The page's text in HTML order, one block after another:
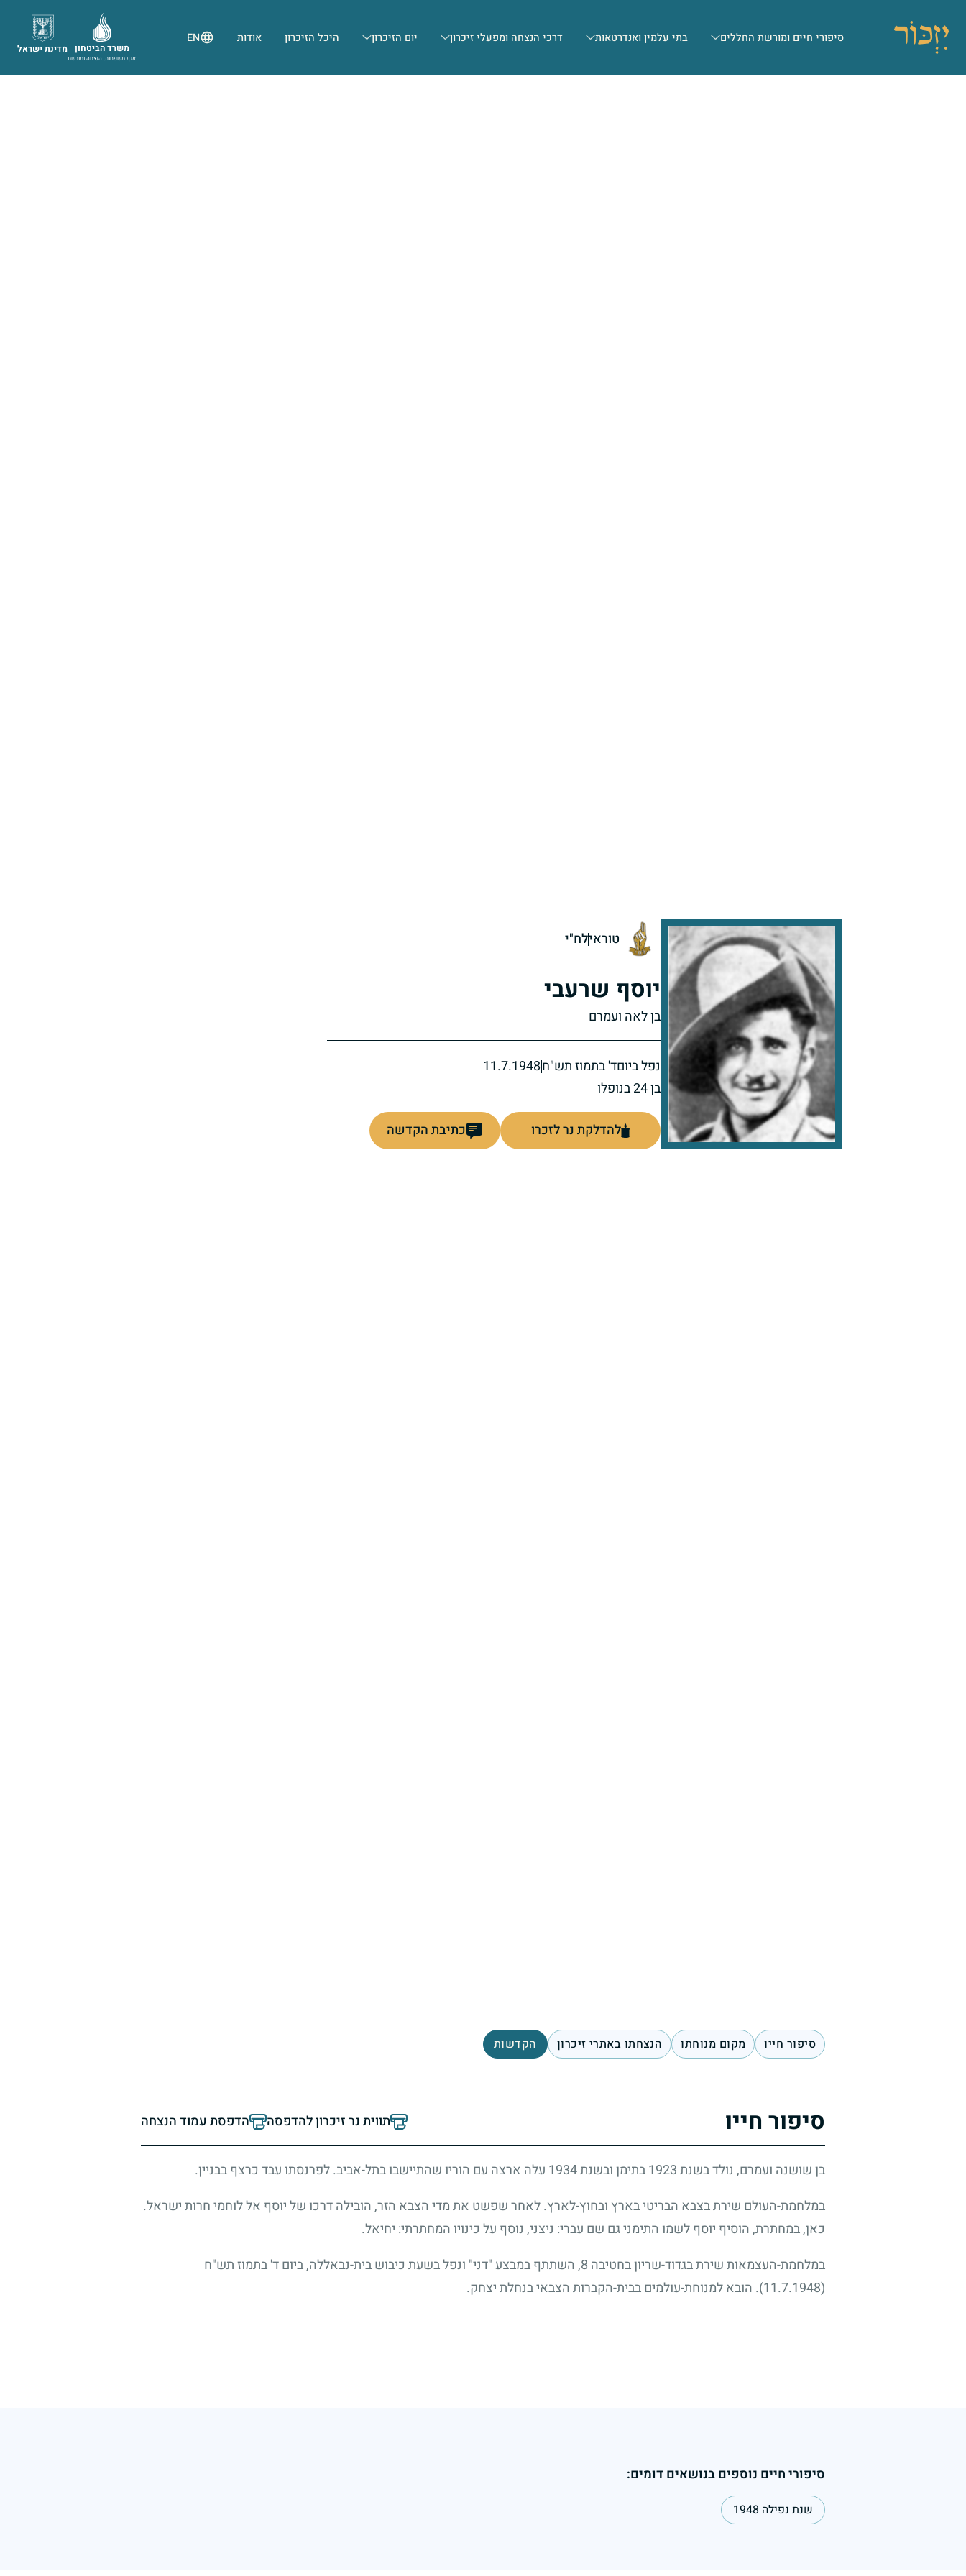
סיפורי חיים ומורשת החללים בתי עלמין ואנדרטאות דרכי הנצחה ומפעלי זיכרון יום הזיכרון היכל הזיכרון אודות EN
מדינת ישראל משרד הביטחון
אגף משפחות, הנצחה ומורשת
טוראילח"י
יוסף שרעבי
בן לאה ועמרם
נפל ביוםד' בתמוז תש"ח11.7.1948
בן 24 בנופלו
להדלקת נר לזכרו כתיבת הקדשה
סיפור חייו מקום מנוחתו הנצחתו באתרי זיכרון הקדשות
סיפור חייו תווית נר זיכרון להדפסה הדפסת עמוד הנצחה
בן שושנה ועמרם, נולד בשנת1923בתימן ובשנת1934 עלה ארצה עם הוריו שהתיישבו בתל-אביב. לפרנסתו עבד כרצף בבניין.
במלחמת-העולם שירת בצבא הבריטי בארץ ובחוץ-לארץ. לאחר שפשט את מדי הצבא הזר, הובילה דרכו של יוסף אל לוחמי חרות ישראל.
כאן, במחתרת, הוסיף יוסף לשמו התימני גם שם עברי: ניצני, נוסף על כינויו המחתרתי: יחיאל.
במלחמת-העצמאות שירת בגדוד-שריון בחטיבה 8, השתתף במבצע "דני" ונפל בשעת כיבוש בית-נבאללה, ביום ד' בתמוז תש"ח
(11.7.1948)
. הובא למנוחת-עולמים בבית-הקברות הצבאי בנחלת יצחק.
סיפורי חיים נוספים בנושאים דומים:
שנת נפילה 1948